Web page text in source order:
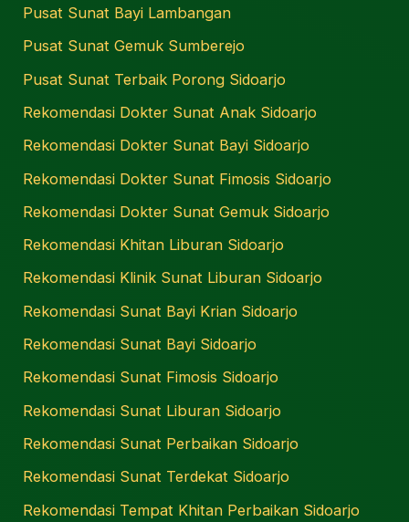
Pusat Sunat Bayi Lambangan
Pusat Sunat Gemuk Sumberejo
Pusat Sunat Terbaik Porong Sidoarjo
Rekomendasi Dokter Sunat Anak Sidoarjo
Rekomendasi Dokter Sunat Bayi Sidoarjo
Rekomendasi Dokter Sunat Fimosis Sidoarjo
Rekomendasi Dokter Sunat Gemuk Sidoarjo
Rekomendasi Khitan Liburan Sidoarjo
Rekomendasi Klinik Sunat Liburan Sidoarjo
Rekomendasi Sunat Bayi Krian Sidoarjo
Rekomendasi Sunat Bayi Sidoarjo
Rekomendasi Sunat Fimosis Sidoarjo
Rekomendasi Sunat Liburan Sidoarjo
Rekomendasi Sunat Perbaikan Sidoarjo
Rekomendasi Sunat Terdekat Sidoarjo
Rekomendasi Tempat Khitan Perbaikan Sidoarjo